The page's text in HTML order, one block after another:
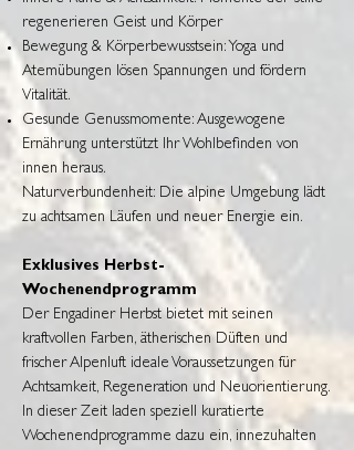
regenerieren Geist und Körper
Bewegung & Körperbewusstsein: Yoga und
Atemübungen lösen Spannungen und fördern
Vitalität.
Gesunde Genussmomente: Ausgewogene
Ernährung unterstützt Ihr Wohlbefinden von
innen heraus.
Naturverbundenheit: Die alpine Umgebung lädt
zu achtsamen Läufen und neuer Energie ein.
Exklusives Herbst-
Wochenendprogramm
Der Engadiner Herbst bietet mit seinen
kraftvollen Farben, ätherischen Düften und
frischer Alpenluft ideale Voraussetzungen für
Achtsamkeit, Regeneration und Neuorientierung.
In dieser Zeit laden speziell kuratierte
Wochenendprogramme dazu ein, innezuhalten